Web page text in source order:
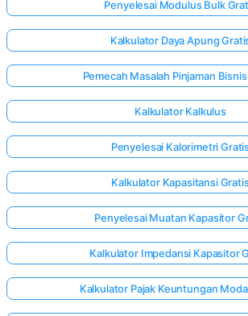
Penyelesai Modulus Bulk
Kalkulator Daya Apung
Pemecah Masalah Pinjaman
Kalkulator Kalkulus
Penyelesai Kalorimetri
Kalkulator Kapasitansi
Penyelesai Muatan Kapasitor
Kalkulator Impedansi Kapasitor
Kalkulator Pajak Keuntungan